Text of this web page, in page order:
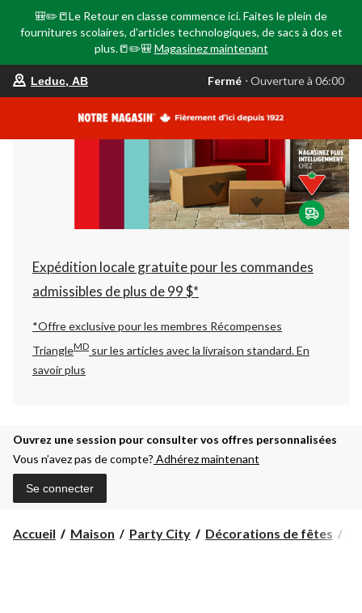
🎒✏️📒Le Retour en classe commence ici. Faites le plein de
fournitures scolaires, d'articles technologiques, de sacs à dos et
plus.📒✏️🎒 Magasinez maintenant
votre
est
AB,
Fermé,
Ouverture
à
06:00
changer
Leduc, AB Fermé ⋅ Ouverture à 06:00
Expédition locale gratuite pour les commandes
admissibles de plus de 99 $*
*Offre exclusive pour les membres Récompenses
TriangleMD sur les articles avec la livraison standard.En
savoir plus
Ouvrez une session pour consulter vos offres personnalisées
Vous n’avez pas de compte? Adhérez maintenant
Se connecter
Accueil Maison Party City Décorations de fêtes